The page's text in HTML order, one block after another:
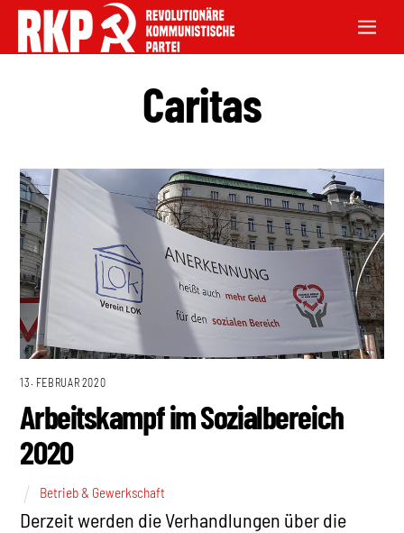
Caritas
13. FEBRUAR 2020
Arbeitskampf im Sozialbereich
2020
Betrieb & Gewerkschaft
Derzeit werden die Verhandlungen über die